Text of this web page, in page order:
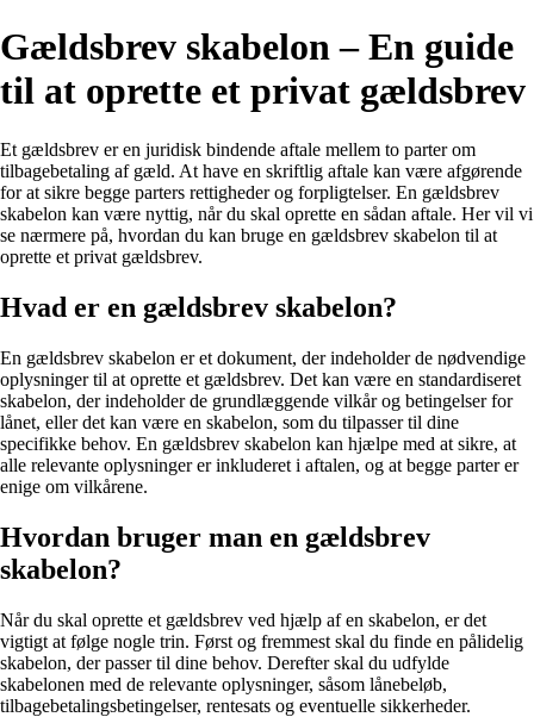
Gældsbrev skabelon – En guide
til at oprette et privat gældsbrev
Et gældsbrev er en juridisk bindende aftale mellem to parter om
tilbagebetaling af gæld. At have en skriftlig aftale kan være afgørende
for at sikre begge parters rettigheder og forpligtelser. En gældsbrev
skabelon kan være nyttig, når du skal oprette en sådan aftale. Her vil vi
se nærmere på, hvordan du kan bruge en gældsbrev skabelon til at
oprette et privat gældsbrev.
Hvad er en gældsbrev skabelon?
En gældsbrev skabelon er et dokument, der indeholder de nødvendige
oplysninger til at oprette et gældsbrev. Det kan være en standardiseret
skabelon, der indeholder de grundlæggende vilkår og betingelser for
lånet, eller det kan være en skabelon, som du tilpasser til dine
specifikke behov. En gældsbrev skabelon kan hjælpe med at sikre, at
alle relevante oplysninger er inkluderet i aftalen, og at begge parter er
enige om vilkårene.
Hvordan bruger man en gældsbrev
skabelon?
Når du skal oprette et gældsbrev ved hjælp af en skabelon, er det
vigtigt at følge nogle trin. Først og fremmest skal du finde en pålidelig
skabelon, der passer til dine behov. Derefter skal du udfylde
skabelonen med de relevante oplysninger, såsom lånebeløb,
tilbagebetalingsbetingelser, rentesats og eventuelle sikkerheder.